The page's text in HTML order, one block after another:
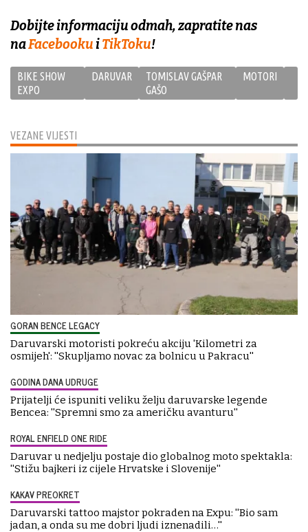
VEZANE VIJESTI
GORAN BENCE LEGACY
Daruvarski motoristi pokreću akciju 'Kilometri za
osmijeh': ''Skupljamo novac za bolnicu u Pakracu''
GODINA DANA UDRUGE
Prijatelji će ispuniti veliku želju daruvarske legende
Bencea: ''Spremni smo za američku avanturu''
ROYAL ENFIELD ONE RIDE
Daruvar u nedjelju postaje dio globalnog moto spektakla:
''Stižu bajkeri iz cijele Hrvatske i Slovenije''
KAKAV PREOKRET
Daruvarski tattoo majstor pokraden na Expu: ''Bio sam
jadan, a onda su me dobri ljudi iznenadili…''
Dobijte informaciju odmah, zapratite nas
naFacebookuiTikToku!
BIKE SHOW
EXPO
DARUVAR
TOMISLAV GAŠPAR
GAŠO
MOTORI